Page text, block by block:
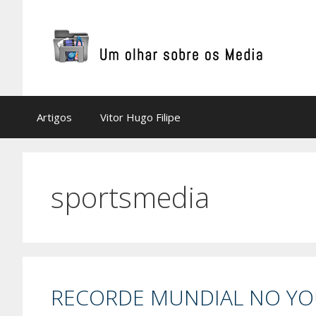
Artigos Vitor Hugo Filipe
sportsmedia
RECORDE MUNDIAL NO